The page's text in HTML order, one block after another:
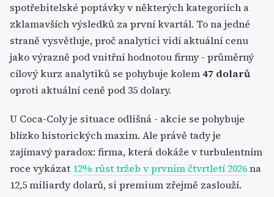
spotřebitelské poptávky v některých kategoriích a
zklamavších výsledků za první kvartál. To na jedné
straně vysvětluje, proč analytici vidí aktuální cenu
jako výrazně pod vnitřní hodnotou firmy - průměrný
cílový kurz analytiků se pohybuje kolem47 dolarů
oproti aktuální ceně pod 35 dolary.
U Coca-Coly je situace odlišná - akcie se pohybuje
blízko historických maxim. Ale právě tady je
zajímavý paradox: firma, která dokáže v turbulentním
roce vykázat 12% růst tržeb v prvním čtvrtletí 2026na
12,5 miliardy dolarů, si premium zřejmě zaslouží.